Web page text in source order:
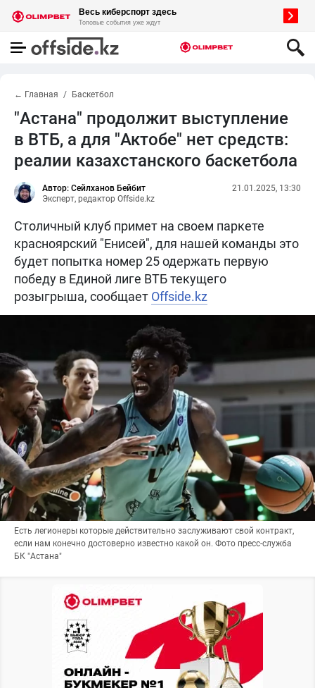
← Главная Баскетбол
"Астана" продолжит выступление
в ВТБ, а для "Актобе" нет средств:
реалии казахстанского баскетбола
Автор: Сейлханов Бейбит
Эксперт, редактор Offside.kz
21.01.2025, 13:30
Столичный клуб примет на своем паркете
красноярский "Енисей", для нашей команды это
будет попытка номер 25 одержать первую
победу в Единой лиге ВТБ текущего
розыгрыша, сообщает Offside.kz
Есть легионеры которые действительно заслуживают свой контракт,
если нам конечно достоверно известно какой он. Фото пресс-служба
БК "Астана"